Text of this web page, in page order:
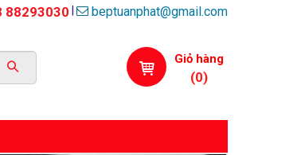
88293030 beptuanphat@gmail.com
Giỏ hàng
(0)